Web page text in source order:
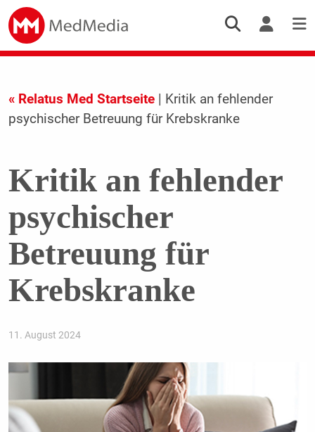
« Relatus Med Startseite| Kritik an fehlender
psychischer Betreuung für Krebskranke
Kritik an fehlender
psychischer
Betreuung für
Krebskranke
11. August 2024